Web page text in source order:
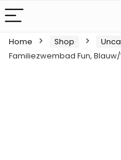
Home Shop
Familiezwembad Fun, Blauw/